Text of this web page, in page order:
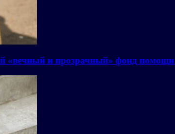
«вечный и прозрачный» фонд